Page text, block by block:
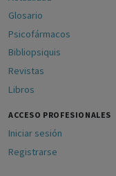
Glosario
Psicofármacos
Bibliopsiquis
Revistas
Libros
ACCESO PROFESIONALES
Iniciar sesión
Registrarse